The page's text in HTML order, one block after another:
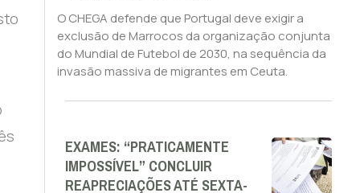
O CHEGA defende que Portugal deve exigir a
exclusão de Marrocos da organização conjunta
do Mundial de Futebol de 2030, na sequência da
invasão massiva de migrantes em Ceuta.
EXAMES: “PRATICAMENTE
IMPOSSÍVEL” CONCLUIR
REAPRECIAÇÕES ATÉ SEXTA-